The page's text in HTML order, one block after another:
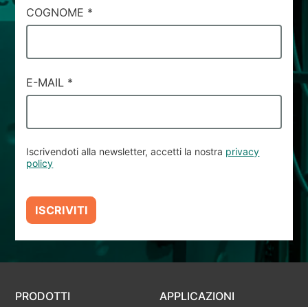
ARTICOLI TECNICI
EN
COGNOME *
E-MAIL *
Iscrivendoti alla newsletter, accetti la nostra privacy
policy
ISCRIVITI
PRODOTTI APPLICAZIONI